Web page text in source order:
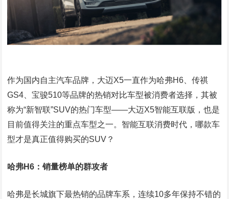
作为国内自主汽车品牌，大迈X5一直作为哈弗H6、传祺
GS4、宝骏510等品牌的热销对比车型被消费者选择，其被
称为“新智联”SUV的热门车型——大迈X5智能互联版，也是
目前值得关注的重点车型之一。智能互联消费时代，哪款车
型才是真正值得购买的SUV？
哈弗H6：销量榜单的群攻者
哈弗是长城旗下最热销的品牌车系，连续10多年保持不错的